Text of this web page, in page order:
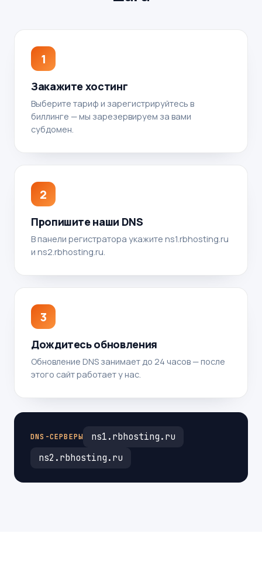
1
Закажите хостинг
Выберите тариф и зарегистрируйтесь в
биллинге — мы зарезервируем за вами
субдомен.
2
Пропишите наши DNS
В панели регистратора укажите ns1.rbhosting.ru
и ns2.rbhosting.ru.
3
Дождитесь обновления
Обновление DNS занимает до 24 часов — после
этого сайт работает у нас.
DNS-СЕРВЕРЫ
ns1.rbhosting.ru
ns2.rbhosting.ru